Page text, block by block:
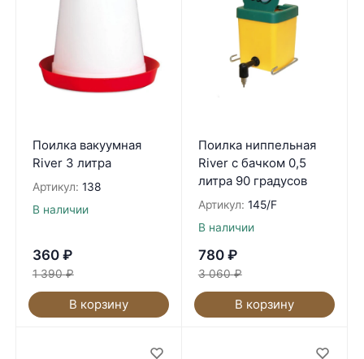
Поилка вакуумная
River 3 литра
Артикул: 138
В наличии
360 ₽
1 390 ₽
В корзину
Поилка ниппельная
River с бачком 0,5
литра 90 градусов
Артикул: 145/F
В наличии
780 ₽
3 060 ₽
В корзину